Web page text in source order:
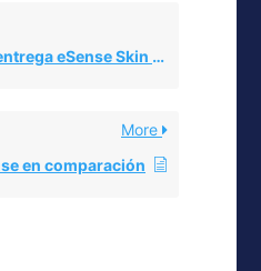
eSense Skin Response
More
en comparación